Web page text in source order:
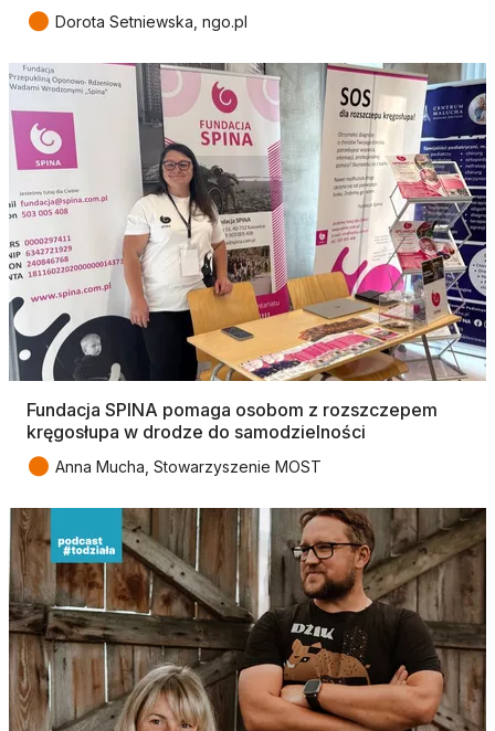
● Dorota Setniewska, ngo.pl
Fundacja SPINA pomaga osobom z rozszczepem
kręgosłupa w drodze do samodzielności
● Anna Mucha, Stowarzyszenie MOST